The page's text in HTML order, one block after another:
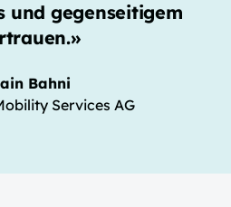
und gegenseitigem
Bahni
Services AG